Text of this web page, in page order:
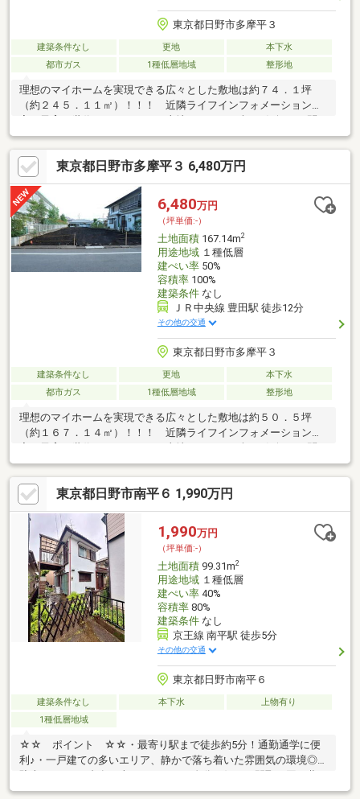
東京都日野市多摩平３
建築条件なし 更地
本下水
都市ガス
1種低層地域 整形地
理想のマイホームを実現できる広々とした敷地は約７４．１坪
（約２４５．１１㎡）！！！ 近隣ライフインフォメーション充
合わせください。
東京都日野市多摩平３ 6,480万円
6,480万円
（坪単価:-）
土地面積167.14m2
用途地域１種低層
建ぺい率50%
容積率100%
建築条件なし
ＪＲ中央線 豊田駅 徒歩12分
その他の交通
東京都日野市多摩平３
建築条件なし 更地
本下水
都市ガス
1種低層地域 整形地
理想のマイホームを実現できる広々とした敷地は約５０．５坪
（約１６７．１４㎡）！！！ 近隣ライフインフォメーション充
合わせください。
東京都日野市南平６ 1,990万円
1,990万円
（坪単価:-）
土地面積99.31m2
用途地域１種低層
建ぺい率40%
容積率80%
建築条件なし
京王線 南平駅 徒歩5分
その他の交通
東京都日野市南平６
建築条件なし 本下水
上物有り
1種低層地域
☆☆ ポイント ☆☆・最寄り駅まで徒歩約5分！通勤通学に便
利♪・一戸建ての多いエリア、静かで落ち着いた雰囲気の環境◎・
マイホームを♪◆詳細◆・土地面積：99.31平米（30.04坪）・現